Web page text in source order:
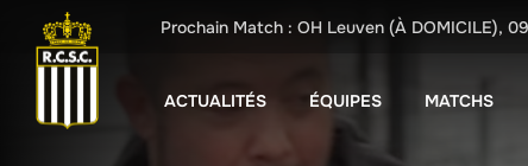
Prochain Match : OH Leuven (À DOMICILE),
ACTUALITÉS ÉQUIPES MATCHS